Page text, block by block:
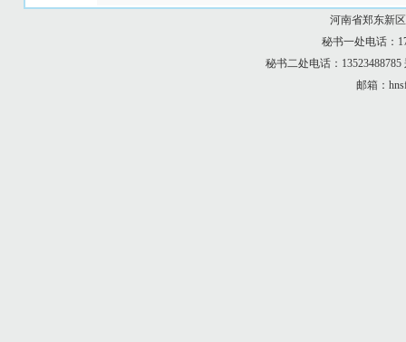
河南省郑东新
秘书一处电话：
秘书二处电话：
邮箱：